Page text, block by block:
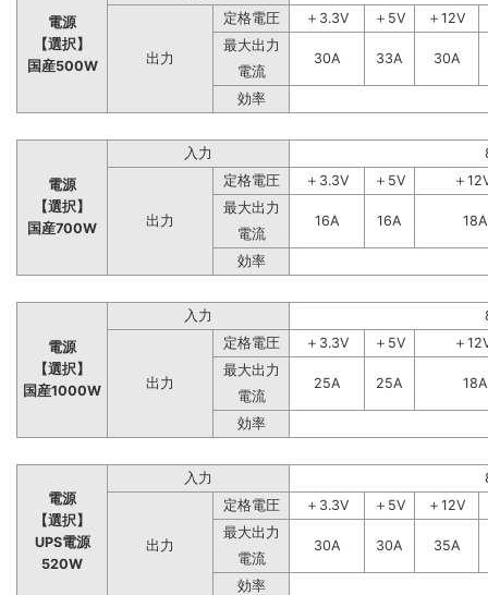
電源
【選択】
国産500W
出力
定格電圧 ＋3.3V ＋5V
＋12V
最大出力
30A
33A
30A
電流
効率
電源
【選択】
国産700W
入力
出力
定格電圧 ＋3.3V ＋5V
＋
最大出力
16A
16A
18A
電流
効率
電源
【選択】
国産1000W
入力
出力
定格電圧 ＋3.3V ＋5V
＋
最大出力
25A
25A
18A
電流
効率
電源
【選択】
UPS電源
520W
入力
出力
定格電圧 ＋3.3V ＋5V
＋12V
最大出力
30A
30A
35A
電流
効率